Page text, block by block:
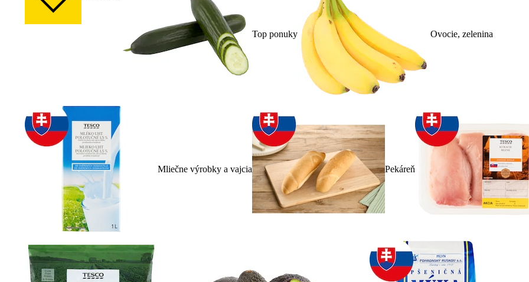
Top ponuky Ovocie, zelenina
Mliečne výrobky a vajcia Pekáreň